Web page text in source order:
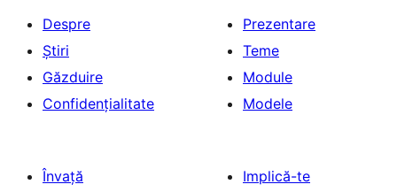
Despre
Știri
Găzduire
Confidențialitate
Prezentare
Teme
Module
Modele
Învață
Implică-te